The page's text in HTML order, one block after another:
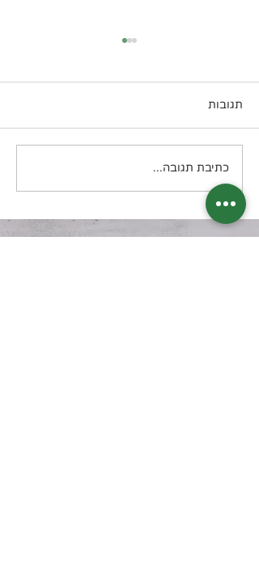
טונה Melt קטוגני
תגובות
כתיבת תגובה...